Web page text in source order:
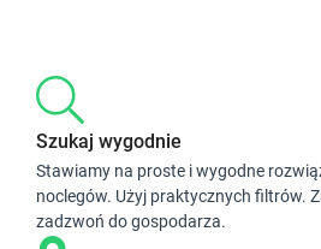
Szukaj wygodnie
Stawiamy na proste i wygodne
noclegów. Użyj praktycznych filtrów.
zadzwoń do gospodarza.